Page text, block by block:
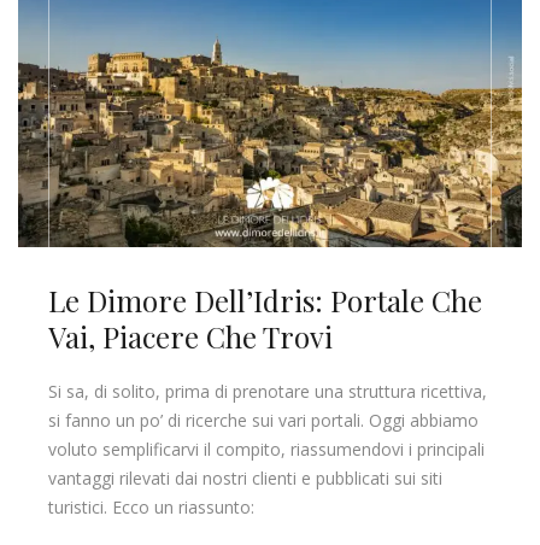
Le Dimore Dell’Idris: Portale Che
Vai, Piacere Che Trovi
Si sa, di solito, prima di prenotare una struttura ricettiva,
si fanno un po’ di ricerche sui vari portali. Oggi abbiamo
voluto semplificarvi il compito, riassumendovi i principali
vantaggi rilevati dai nostri clienti e pubblicati sui siti
turistici. Ecco un riassunto: